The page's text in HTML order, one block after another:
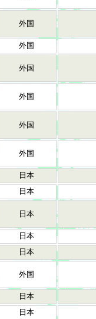
外国
外国
外国
外国
外国
外国
日本
日本
日本
日本
日本
外国
日本
日本